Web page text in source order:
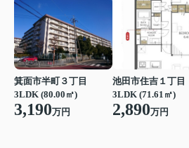
箕面市半町３丁目
3LDK (80.00㎡)
3,190万円
池田市住吉１丁目
3LDK (71.61㎡)
2,890万円